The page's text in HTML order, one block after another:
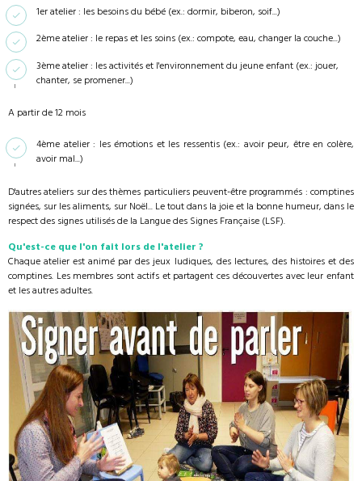
1er atelier : les besoins du bébé (ex.: dormir, biberon, soif...)
2ème atelier : le repas et les soins (ex.: compote, eau, changer la couche...)
3ème atelier : les activités et l'environnement du jeune enfant (ex.: jouer,
chanter, se promener...)
A partir de 12 mois
4ème atelier : les émotions et les ressentis (ex.: avoir peur, être en colère,
avoir mal...)
D'autres ateliers sur des thèmes particuliers peuvent-être programmés : comptines
signées, sur les aliments, sur Noël... Le tout dans la joie et la bonne humeur, dans le
respect des signes utilisés de la Langue des Signes Française (LSF).
Qu'est-ce que l'on fait lors de l'atelier ?
Chaque atelier est animé par des jeux ludiques, des lectures, des histoires et des
comptines. Les membres sont actifs et partagent ces découvertes avec leur enfant
et les autres adultes.